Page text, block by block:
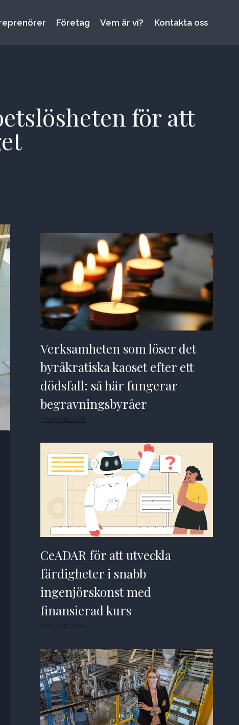
Företag Vem är vi? Kontakta oss
för att
Verksamheten som löser det
byråkratiska kaoset efter ett
dödsfall: så här fungerar
begravningsbyråer
7 augusti 2026
CeADAR för att utveckla
färdigheter i snabb
ingenjörskonst med
finansierad kurs
7 augusti 2026